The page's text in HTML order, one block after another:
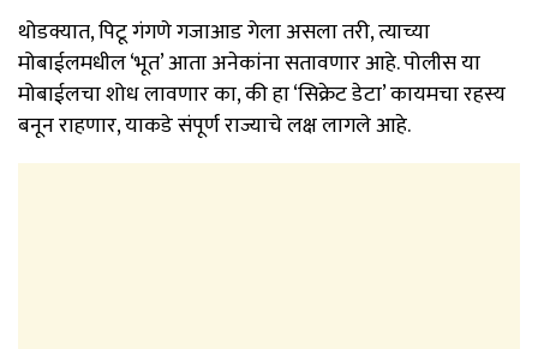
थोडक्यात, पिटू गंगणे गजाआड गेला असला तरी, त्याच्या
मोबाईलमधील ‘भूत’ आता अनेकांना सतावणार आहे. पोलीस या
मोबाईलचा शोध लावणार का, की हा ‘सिक्रेट डेटा’ कायमचा रहस्य
बनून राहणार, याकडे संपूर्ण राज्याचे लक्ष लागले आहे.